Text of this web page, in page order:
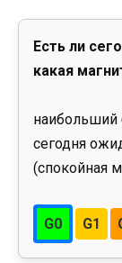
Есть ли
какая
наибольший
сегодня
(спокойная
G0 G1